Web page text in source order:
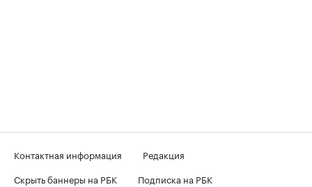
Контактная информация
Редакция
Скрыть баннеры на РБК
Подписка на РБК